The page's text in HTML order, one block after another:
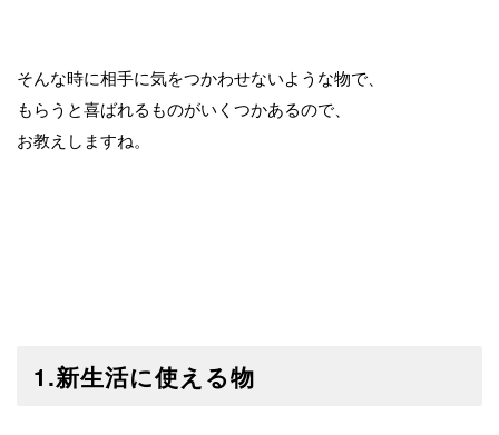
そんな時に相手に気をつかわせないような物で、
もらうと喜ばれるものがいくつかあるので、
お教えしますね。
1.新生活に使える物